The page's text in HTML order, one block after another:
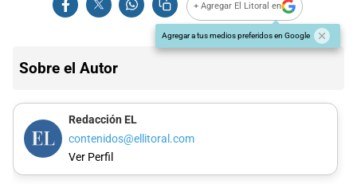
+ Agregar El Litoral en
Agregar a tus medios preferidos en Google
Sobre el Autor
Redacción EL
contenidos@ellitoral.com
Ver Perfil